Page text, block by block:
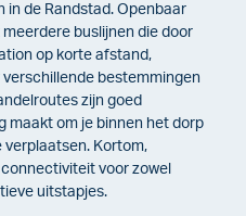
in de Randstad. Openbaar
buslijnen die door
op korte afstand,
bestemmingen
zijn goed
maakt om je binnen het dorp
verplaatsen. Kortom,
voor zowel
uitstapjes.